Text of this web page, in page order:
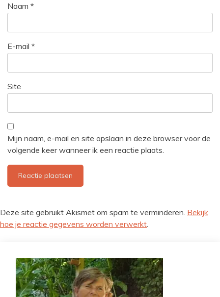
Naam *
E-mail *
Site
Mijn naam, e-mail en site opslaan in deze browser voor de
volgende keer wanneer ik een reactie plaats.
Deze site gebruikt Akismet om spam te verminderen. Bekijk
hoe je reactie gegevens worden verwerkt